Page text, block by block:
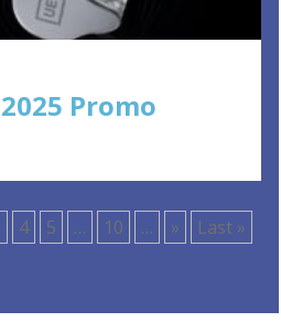
Promo
4 5 … 10 … » Last »